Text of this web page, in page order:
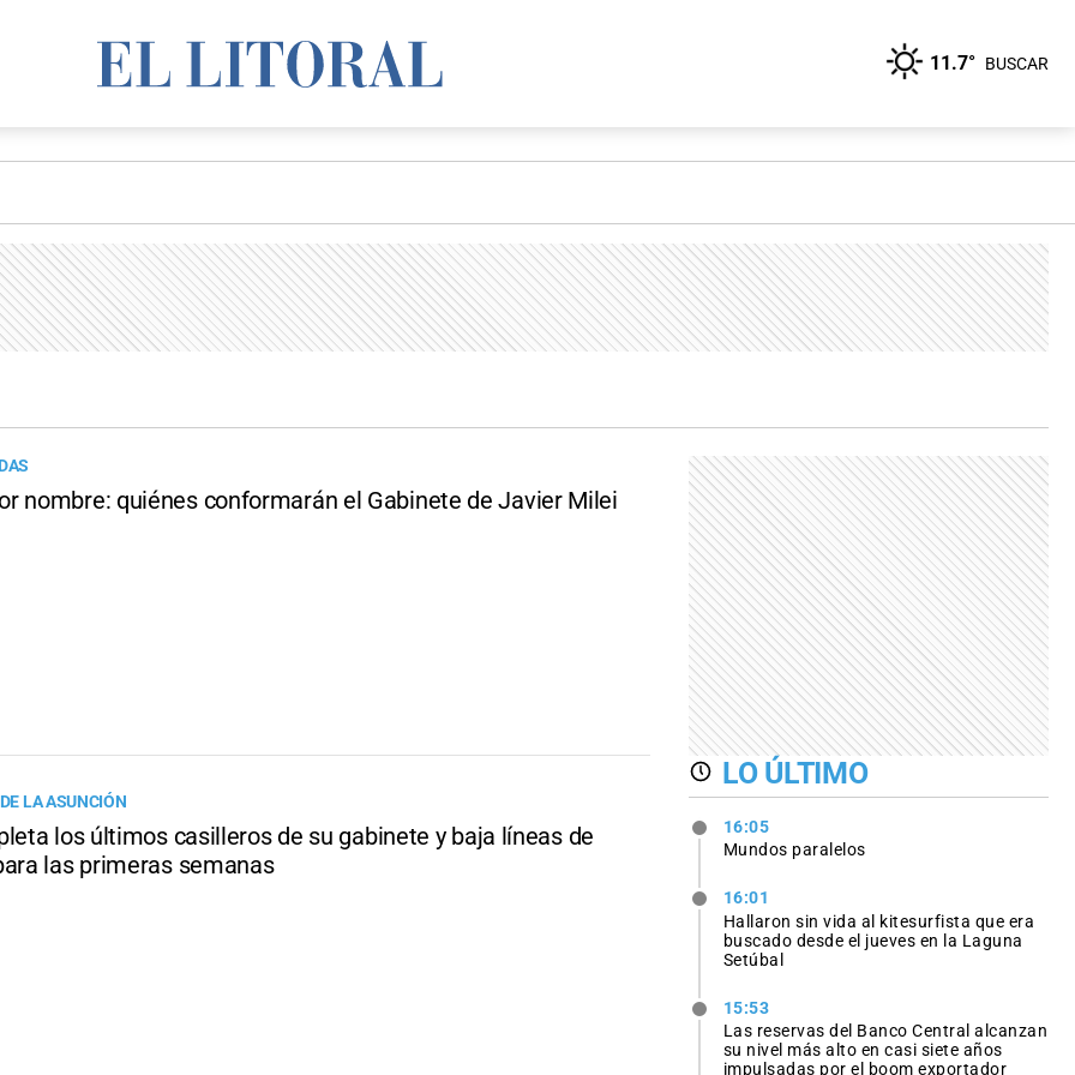
11.7° BUSCAR
nombre: quiénes conformarán el Gabinete de Javier Milei
LA ASUNCIÓN
los últimos casilleros de su gabinete y baja líneas de
las primeras semanas
LO ÚLTIMO
16:05
Mundos paralelos
16:01
Hallaron sin vida al kitesurfista que era
buscado desde el jueves en la Laguna
Setúbal
15:53
Las reservas del Banco Central alcanzan
su nivel más alto en casi siete años
impulsadas por el boom exportador